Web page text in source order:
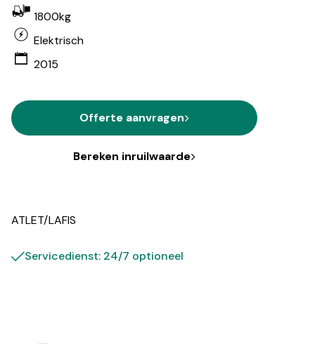
1800kg
Elektrisch
2015
Offerte aanvragen
Bereken inruilwaarde
ATLET/LAFIS
Servicedienst: 24/7 optioneel